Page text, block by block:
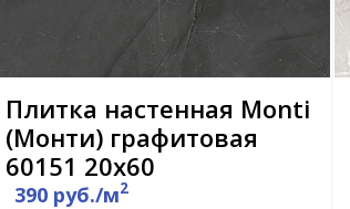
Плитка настенная Monti
(Монти) графитовая
60151 20х60
390 руб./м2